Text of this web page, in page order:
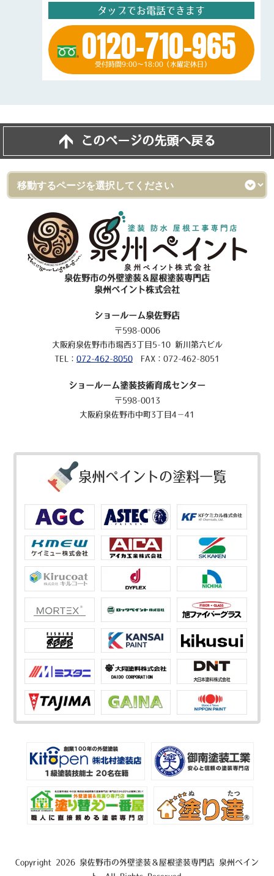
タップでお電話できます
0120-710-965
受付時間9:00～18:00（水曜定休日）
このページの先頭へ戻る
泉佐野市の外壁塗装＆屋根塗装専門店
泉州ペイント株式会社
ショールーム泉佐野店
〒598-0006
大阪府泉佐野市市場西3丁目5-10 新川第六ビル
TEL： 072-462-8050 FAX：072-462-8051
ショールーム塗装技術育成センター
〒598-0013
大阪府泉佐野市中町3丁目4－41
泉州ペイントの塗料一覧
Copyright 2026 泉佐野市の外壁塗装＆屋根塗装専門店 泉州ペイン